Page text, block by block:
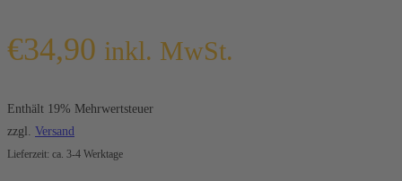
€34,90 inkl. MwSt.
Enthält 19% Mehrwertsteuer
zzgl. Versand
Lieferzeit: ca. 3-4 Werktage